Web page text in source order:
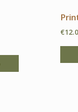
producto
€